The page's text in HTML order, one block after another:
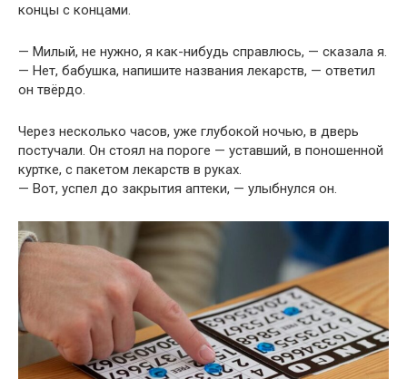
концы с концами.
— Милый, не нужно, я как-нибудь справлюсь, — сказала я.
— Нет, бабушка, напишите названия лекарств, — ответил
он твёрдо.
Через несколько часов, уже глубокой ночью, в дверь
постучали. Он стоял на пороге — уставший, в поношенной
куртке, с пакетом лекарств в руках.
— Вот, успел до закрытия аптеки, — улыбнулся он.